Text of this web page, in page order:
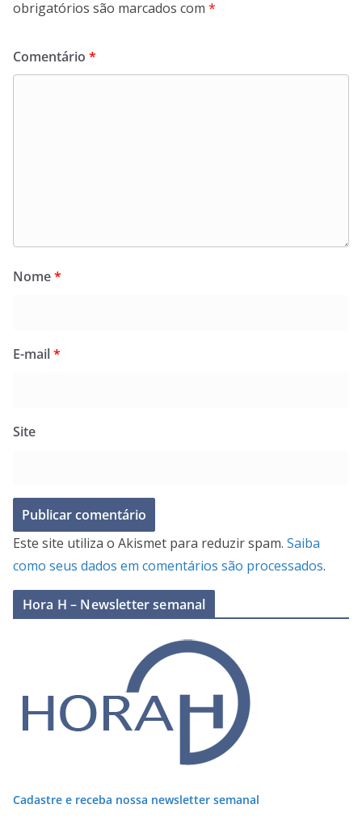
obrigatórios são marcados com *
Comentário *
Nome*
E-mail*
Site
Este site utiliza o Akismet para reduzir spam. Saiba
como seus dados em comentários são processados.
Hora H – Newsletter semanal
Cadastre e receba nossa newsletter semanal